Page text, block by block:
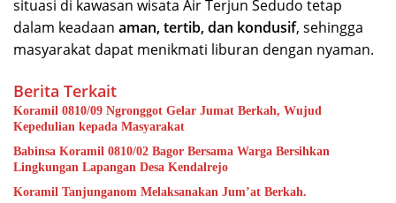
situasi di kawasan wisata Air Terjun Sedudo tetap
dalam keadaan aman, tertib, dan kondusif, sehingga
masyarakat dapat menikmati liburan dengan nyaman.
Berita Terkait
Koramil 0810/09 Ngronggot Gelar Jumat Berkah, Wujud
Kepedulian kepada Masyarakat
Babinsa Koramil 0810/02 Bagor Bersama Warga Bersihkan
Lingkungan Lapangan Desa Kendalrejo
Koramil Tanjunganom Melaksanakan Jum’at Berkah.